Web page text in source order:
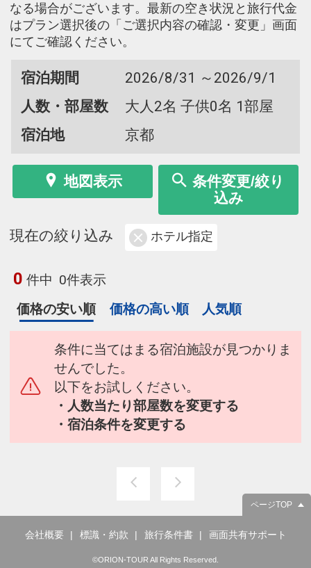
なる場合がございます。最新の空き状況と旅行代金
はプラン選択後の「ご選択内容の確認・変更」画面
にてご確認ください。
宿泊期間
2026/8/31 ～2026/9/1
人数・部屋数
大人2名 子供0名 1部屋
宿泊地
京都
地図表示
条件変更/絞り
込み
現在の絞り込み ホテル指定
0 件中 0件表示
価格の安い順
価格の高い順 人気順
条件に当てはまる宿泊施設が見つかりま
せんでした。
以下をお試しください。
・人数当たり部屋数を変更する
・宿泊条件を変更する
ページTOP
会社概要 標識・約款 旅行条件書 画面共有サポート
©ORION-TOUR All Rights Reserved.